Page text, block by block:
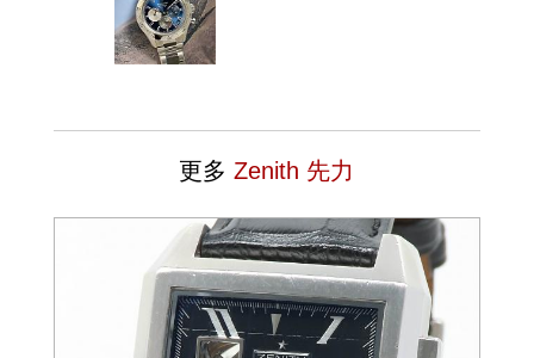
更多 Zenith 先力